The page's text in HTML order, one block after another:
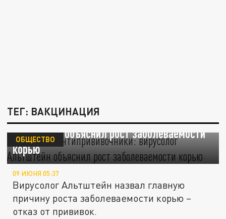
ТЕГ: ВАКЦИНАЦИЯ
Виноваты антипрививочники: вирусолог
Альтштейн объяснил рост заболеваемости
корью
ОБЩЕСТВО
09 ИЮНЯ 05:37
Вирусолог Альтштейн назвал главную
причину роста заболеваемости корью –
отказ от прививок.